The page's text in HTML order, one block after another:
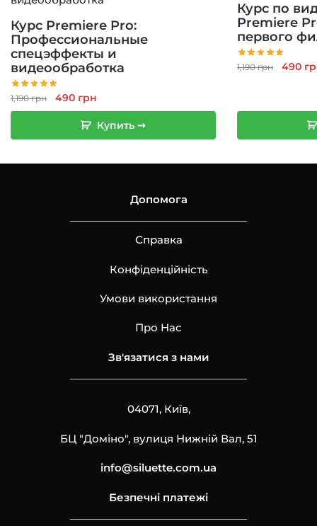
Курс Premiere Pro:
Профессиональные
спецэффекты и
видеообработка
1,190грн
Первоначальная
цена
составляла
1,190 грн.
490 грн
цена:
490 грн.
Купить ➞
Курс по
Premiere
первого
1,190грн
1,190
490
Допомога
Справка
Конфіденційність
Умови використання
Про Нас
Зв'язатися з нами
04071, Київ,
БЦ "Доміно", вулиця Нижній Вал, 51
info@siluette.com.ua
Безпечні платежі